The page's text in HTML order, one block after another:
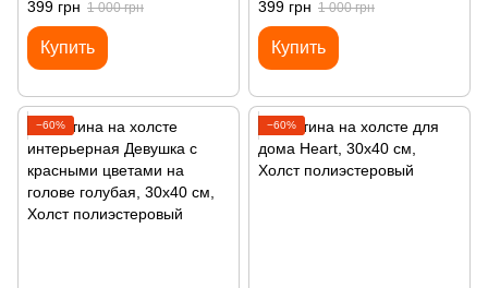
399 грн 1 000 грн
Купить
голове голубая
399 грн 1 000 грн
Купить
−60% −60%